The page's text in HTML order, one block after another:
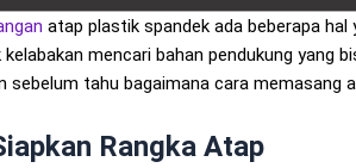
atap plastik spandek ada beberapa
mencari bahan pendukung yang
sebelum tahu bagaimana cara memasang
Rangka Atap